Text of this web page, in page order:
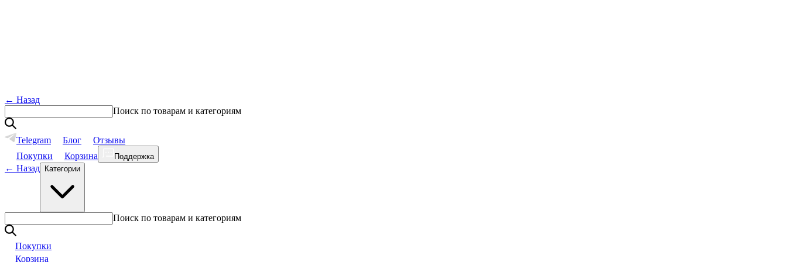
← Назад
Поиск по товарам и категориям
Telegram Блог
Отзывы
Покупки
Корзина Поддержка
← Назад Категории
Поиск по товарам и категориям
Покупки
Корзина